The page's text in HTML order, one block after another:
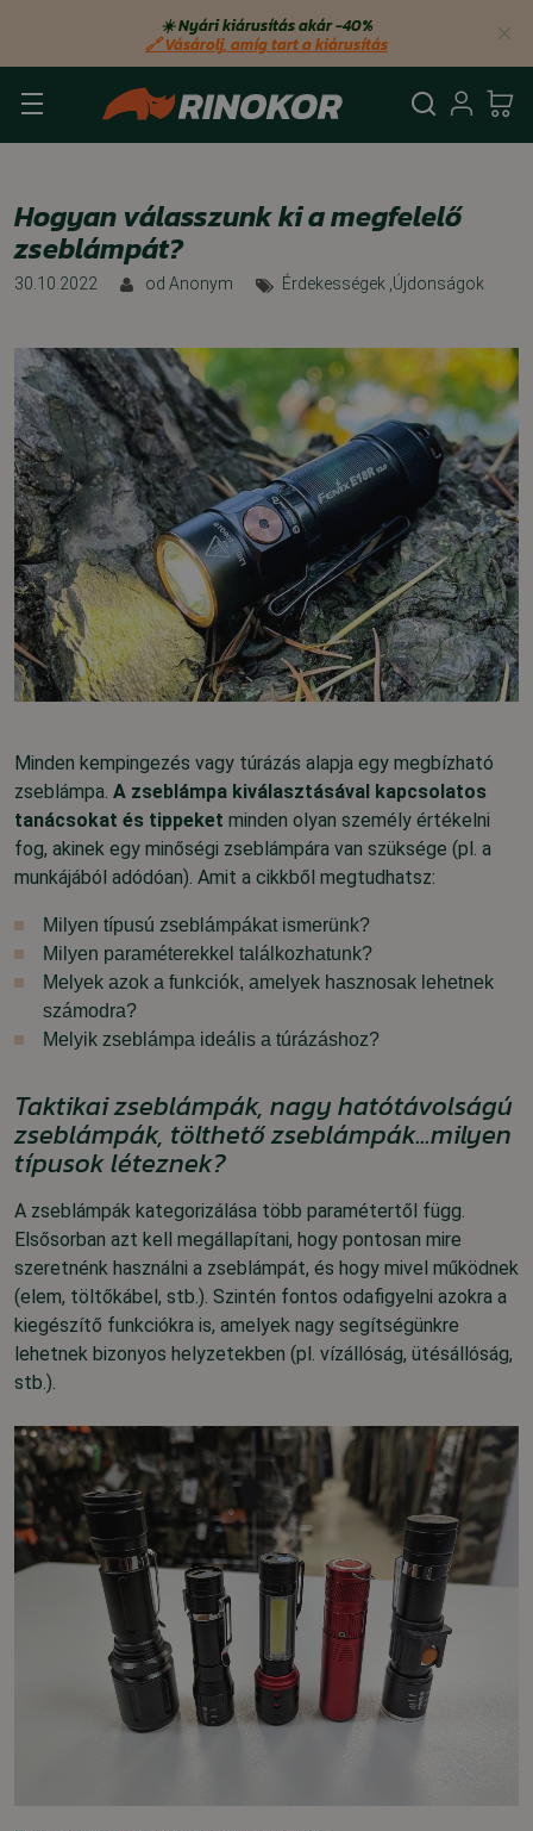
☀️ Nyári kiárusítás akár −40%
🔗 Vásárolj, amíg tart a kiárusítás
Keresés
Hogyan válasszunk ki a megfelelő
zseblámpát?
30.10.2022 od Anonym Érdekességek Újdonságok
Minden kempingezés vagy túrázás alapja egy megbízható
zseblámpa. A zseblámpa kiválasztásával kapcsolatos
tanácsokat és tippeket minden olyan személy értékelni
fog, akinek egy minőségi zseblámpára van szüksége (pl. a
munkájából adódóan). Amit a cikkből megtudhatsz:
Milyen típusú zseblámpákat ismerünk?
Milyen paraméterekkel találkozhatunk?
Melyek azok a funkciók, amelyek hasznosak lehetnek
számodra?
Melyik zseblámpa ideális a túrázáshoz?
Taktikai zseblámpák, nagy hatótávolságú
zseblámpák, tölthető zseblámpák...milyen
típusok léteznek?
A zseblámpák kategorizálása több paramétertől függ.
Elsősorban azt kell megállapítani, hogy pontosan mire
szeretnénk használni a zseblámpát, és hogy mivel működnek
(elem, töltőkábel, stb.). Szintén fontos odafigyelni azokra a
kiegészítő funkciókra is, amelyek nagy segítségünkre
lehetnek bizonyos helyzetekben (pl. vízállóság, ütésállóság,
stb.).